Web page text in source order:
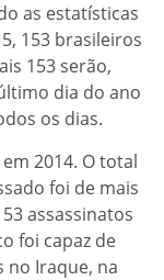
as estatísticas
153 brasileiros
153 serão,
dia do ano
os dias.
2014. O total
foi de mais
assassinatos
foi capaz de
no Iraque, na